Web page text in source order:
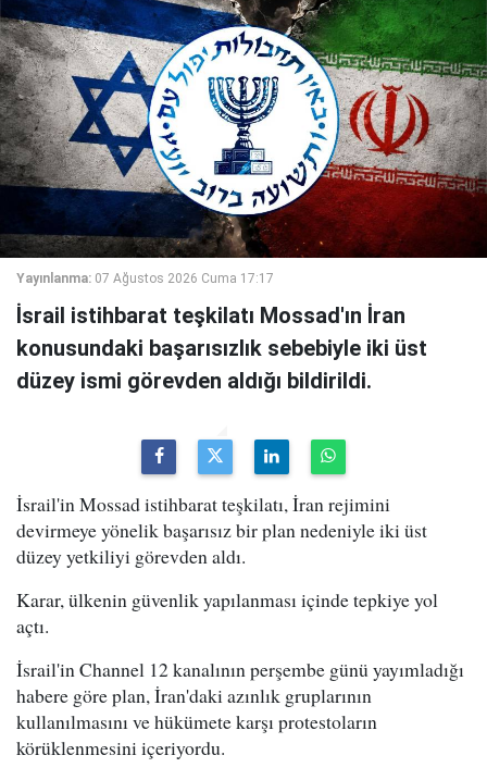
Yayınlanma: 07 Ağustos 2026 Cuma 17:17
İsrail istihbarat teşkilatı Mossad'ın İran
konusundaki başarısızlık sebebiyle iki üst
düzey ismi görevden aldığı bildirildi.
İsrail'in Mossad istihbarat teşkilatı, İran rejimini
devirmeye yönelik başarısız bir plan nedeniyle iki üst
düzey yetkiliyi görevden aldı.
Karar, ülkenin güvenlik yapılanması içinde tepkiye yol
açtı.
İsrail'in Channel 12 kanalının perşembe günü yayımladığı
habere göre plan, İran'daki azınlık gruplarının
kullanılmasını ve hükümete karşı protestoların
körüklenmesini içeriyordu.